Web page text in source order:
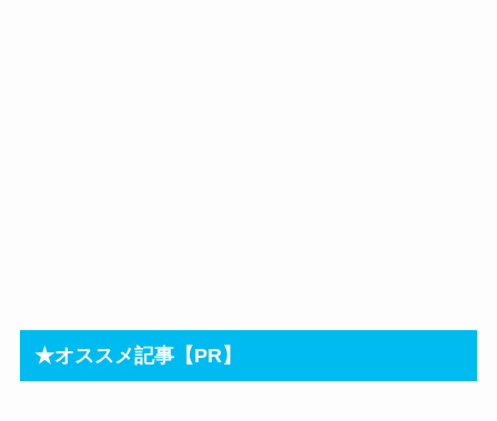
★オススメ記事【PR】